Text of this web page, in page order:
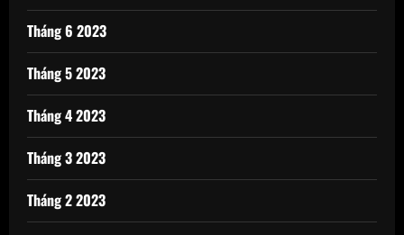
Tháng 6 2023
Tháng 5 2023
Tháng 4 2023
Tháng 3 2023
Tháng 2 2023